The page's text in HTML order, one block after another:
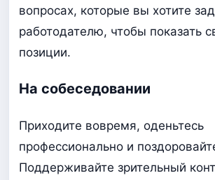
вопросах, которые вы хотите
работодателю, чтобы показать
позиции.
На собеседовании
Приходите вовремя, оденьтесь
профессионально и
Поддерживайте зрительный